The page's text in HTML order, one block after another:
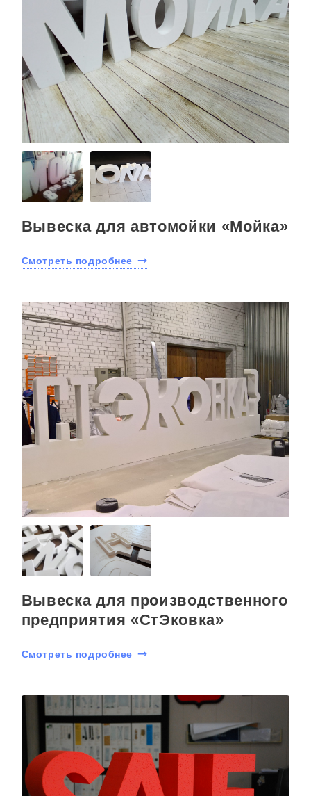
Вывеска для автомойки «Мойка»
Смотреть подробнее
Вывеска для производственного
предприятия «CтЭковка»
Смотреть подробнее